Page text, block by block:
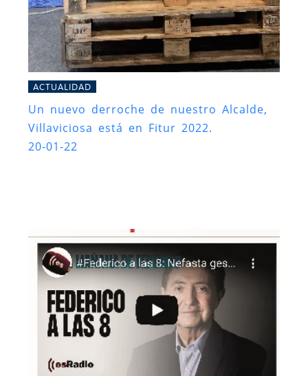
ACTUALIDAD
Un nuevo derroche de nuestro Alcalde,
Villaviciosa está en Fitur 2022.
20-01-22